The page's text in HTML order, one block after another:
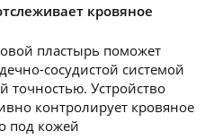
кровяное
пластырь поможет
сосудистой системой
Устройство
контролирует кровяное
под кожей